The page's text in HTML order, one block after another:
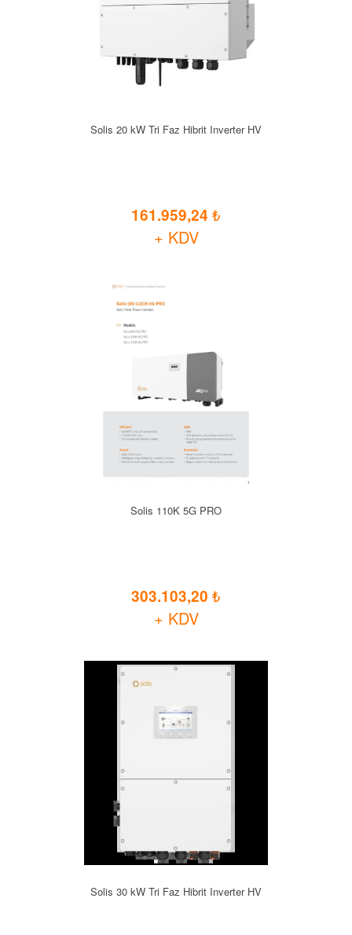
Solis 20 kW Tri Faz Hibrit Inverter HV
161.959,24
+ KDV
Solis 110K 5G PRO
303.103,20
+ KDV
Solis 30 kW Tri Faz Hibrit Inverter HV